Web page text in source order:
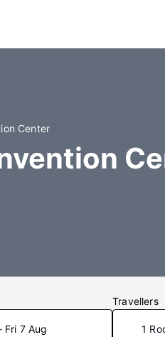
Center
Fri 7 Aug
Travellers
1